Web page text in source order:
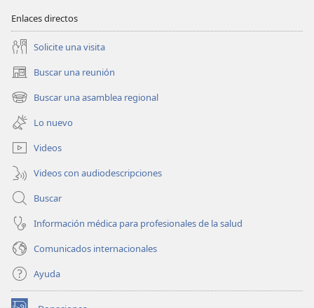
Enlaces directos
Solicite una visita
Buscar una reunión
(abre
una
nueva
ventana)
Buscar una asamblea regional
(abre
una
nueva
ventana)
Lo nuevo
Videos
Videos con audiodescripciones
Buscar
Información médica para profesionales de la salud
Comunicados internacionales
Ayuda